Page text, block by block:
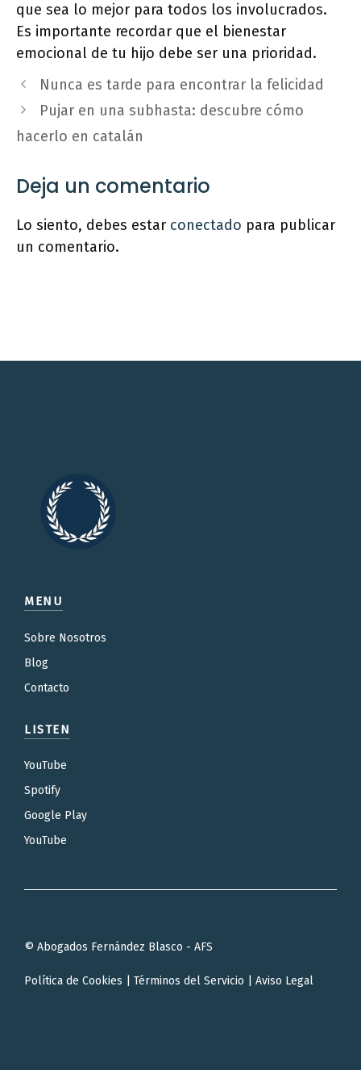
que sea lo mejor para todos los involucrados.
Es importante recordar que el bienestar
emocional de tu hijo debe ser una prioridad.
Nunca es tarde para encontrar la felicidad
Pujar en una subhasta: descubre cómo
hacerlo en catalán
Deja un comentario
Lo siento, debes estar conectado para publicar
un comentario.
MENU
Sobre Nosotros
Blog
Contacto
LISTEN
YouTube
Spotify
Google Play
YouTube
© Abogados Fernández Blasco - AFS
Política de Cookies Términos del Servicio Aviso Legal